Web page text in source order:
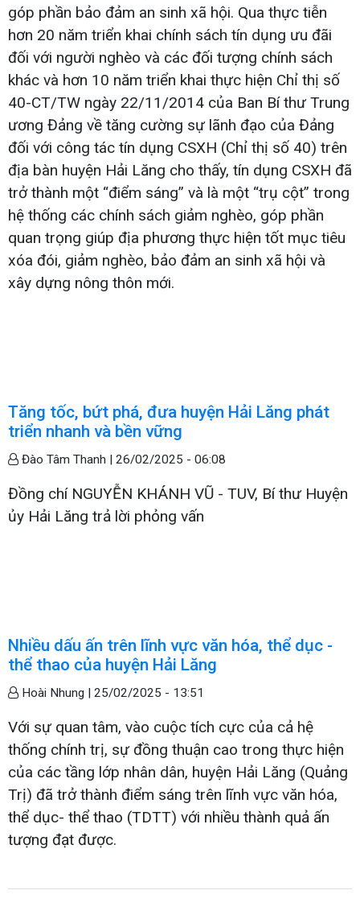
góp phần bảo đảm an sinh xã hội. Qua thực tiễn
hơn 20 năm triển khai chính sách tín dụng ưu đãi
đối với người nghèo và các đối tượng chính sách
khác và hơn 10 năm triển khai thực hiện Chỉ thị số
40-CT/TW ngày 22/11/2014 của Ban Bí thư Trung
ương Đảng về tăng cường sự lãnh đạo của Đảng
đối với công tác tín dụng CSXH (Chỉ thị số 40) trên
địa bàn huyện Hải Lăng cho thấy, tín dụng CSXH đã
trở thành một “điểm sáng” và là một “trụ cột” trong
hệ thống các chính sách giảm nghèo, góp phần
quan trọng giúp địa phương thực hiện tốt mục tiêu
xóa đói, giảm nghèo, bảo đảm an sinh xã hội và
xây dựng nông thôn mới.
Tăng tốc, bứt phá, đưa huyện Hải Lăng phát
triển nhanh và bền vững
Đào Tâm Thanh | 26/02/2025 - 06:08
Đồng chí NGUYỄN KHÁNH VŨ - TUV, Bí thư Huyện
ủy Hải Lăng trả lời phỏng vấn
Nhiều dấu ấn trên lĩnh vực văn hóa, thể dục -
thể thao của huyện Hải Lăng
Hoài Nhung | 25/02/2025 - 13:51
Với sự quan tâm, vào cuộc tích cực của cả hệ
thống chính trị, sự đồng thuận cao trong thực hiện
của các tầng lớp nhân dân, huyện Hải Lăng (Quảng
Trị) đã trở thành điểm sáng trên lĩnh vực văn hóa,
thể dục- thể thao (TDTT) với nhiều thành quả ấn
tượng đạt được.